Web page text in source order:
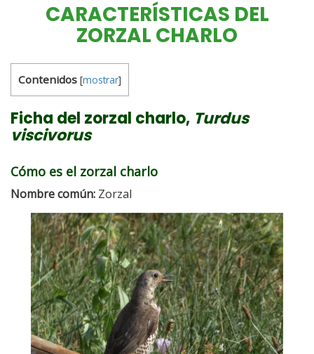
CARACTERÍSTICAS DEL
ZORZAL CHARLO
Contenidos [mostrar]
Ficha del zorzal charlo, Turdus
viscivorus
Cómo es el zorzal charlo
Nombre común: Zorzal